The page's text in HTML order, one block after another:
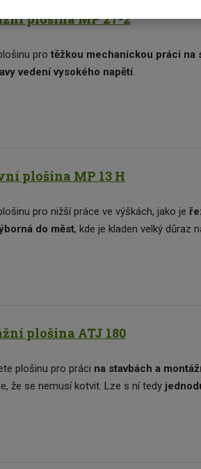
plošina MP 27-2
pro těžkou mechanickou práci na
vedení vysokého napětí.
plošina MP 13 H
pro nižší práce ve výškách, jako je
do měst, kde je kladen velký důraz
plošina ATJ 180
plošinu pro práci na stavbách a
že se nemusí kotvit. Lze s ní tedy